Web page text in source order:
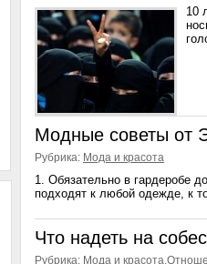
10
Модные советы от
Рубрика: Мода и красота
1. Обязательно в гардеробе
подходят к любой одежде, к
Что надеть на
Рубрика: Мода и красота,